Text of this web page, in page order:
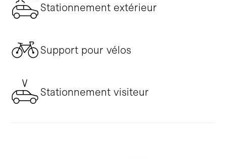
Stationnement extérieur
Support pour vélos
Stationnement visiteur